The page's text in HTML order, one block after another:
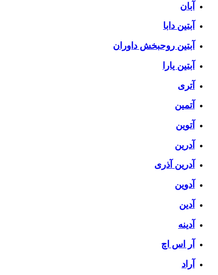
آبان
آبتین دابا
آبتین روحبخش داوران
آبتین یارا
آتری
آتمین
آتوین
آدرین
آدرین آذری
آدوین
آدین
آدینه
آر اس اچ
آراد